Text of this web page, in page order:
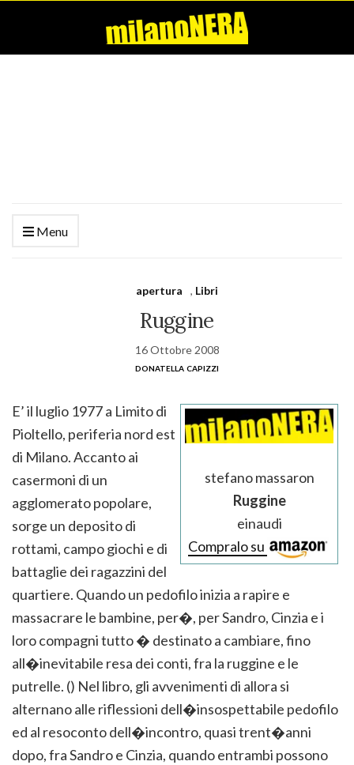
Menu
apertura , Libri
Ruggine
16 Ottobre 2008
donatella capizzi
stefano massaron
Ruggine
einaudi
Compralo su
E’ il luglio 1977 a Limito di
Pioltello, periferia nord est
di Milano. Accanto ai
casermoni di un
agglomerato popolare,
sorge un deposito di
rottami, campo giochi e di
battaglie dei ragazzini del
quartiere. Quando un pedofilo inizia a rapire e
massacrare le bambine, per�, per Sandro, Cinzia e i
loro compagni tutto � destinato a cambiare, fino
all�inevitabile resa dei conti, fra la ruggine e le
putrelle. () Nel libro, gli avvenimenti di allora si
alternano alle riflessioni dell�insospettabile pedofilo
ed al resoconto dell�incontro, quasi trent�anni
dopo, fra Sandro e Cinzia, quando entrambi possono